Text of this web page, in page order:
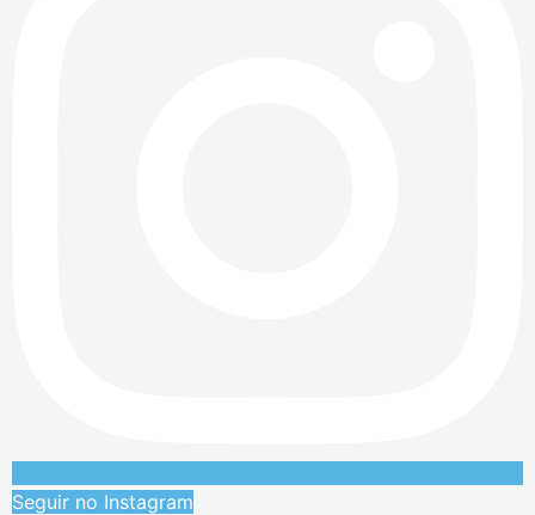
Seguir no Instagram